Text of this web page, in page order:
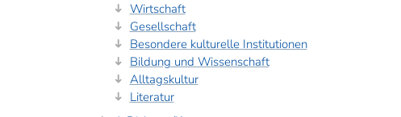
Wirtschaft
Gesellschaft
Besondere kulturelle Institutionen
Bildung und Wissenschaft
Alltagskultur
Literatur